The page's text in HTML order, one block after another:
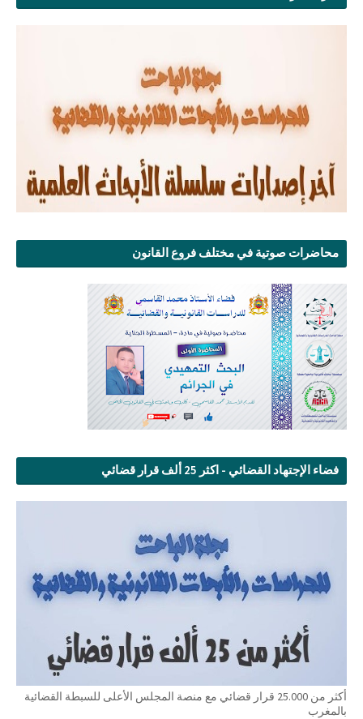
محاضرات صوتية في مختلف فروع القانون
فضاء الإجتهاد القضائي - اكثر 25 ألف قرار قضائي
أكثر من 25.000 قرار قضائي مع منصة المجلس الأعلى للسبطة القضائية
بالمغرب